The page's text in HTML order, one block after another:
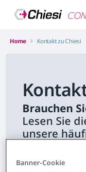
Home Kontakt zu Chiesi
Brauchen
Lesen Sie
unsere
auf.
Banner-Cookie